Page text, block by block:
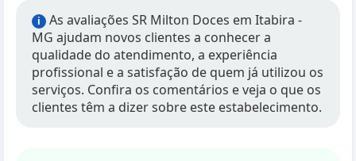
i
As avaliações SR Milton Doces em Itabira -
MG ajudam novos clientes a conhecer a
qualidade do atendimento, a experiência
profissional e a satisfação de quem já utilizou os
serviços. Confira os comentários e veja o que os
clientes têm a dizer sobre este estabelecimento.